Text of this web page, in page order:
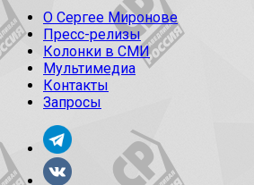
О Сергее Миронове
Пресс-релизы
Колонки в СМИ
Мультимедиа
Контакты
Запросы